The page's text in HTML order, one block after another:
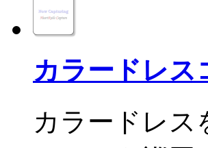
カラードレス
カラードレ